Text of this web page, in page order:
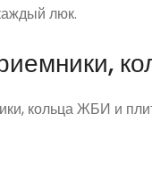
люк.
кольца ЖБИ и